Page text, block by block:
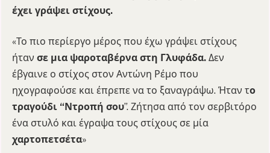
έχει γράψει στίχους.
«Το πιο περίεργο μέρος που έχω γράψει στίχους
ήταν σε μια ψαροταβέρνα στη Γλυφάδα. Δεν
έβγαινε ο στίχος στον Αντώνη Ρέμο που
ηχογραφούσε και έπρεπε να το ξαναγράψω. Ήταν το
τραγούδι “Ντροπή σου”. Ζήτησα από τον σερβιτόρο
ένα στυλό και έγραψα τους στίχους σε μία
χαρτοπετσέτα»